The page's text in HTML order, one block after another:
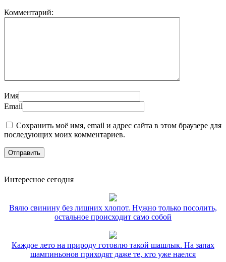
Комментарий:
Имя
Email
Сохранить моё имя, email и адрес сайта в этом браузере для
последующих моих комментариев.
Интересное сегодня
Вялю свинину без лишних хлопот. Нужно только посолить,
остальное происходит само собой
Каждое лето на природу готовлю такой шашлык. На запах
шампиньонов приходят даже те, кто уже наелся